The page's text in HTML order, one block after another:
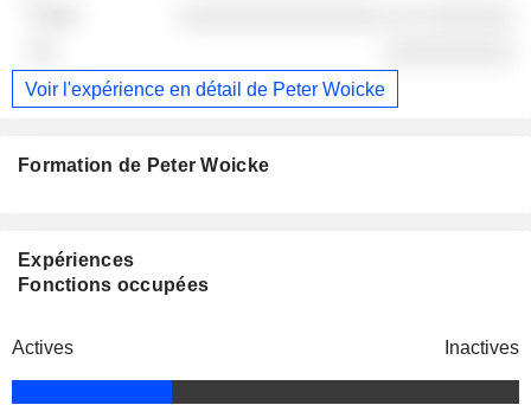
Voir l'expérience en détail de Peter Woicke
Formation de Peter Woicke
Expériences
Fonctions occupées
Actives Inactives